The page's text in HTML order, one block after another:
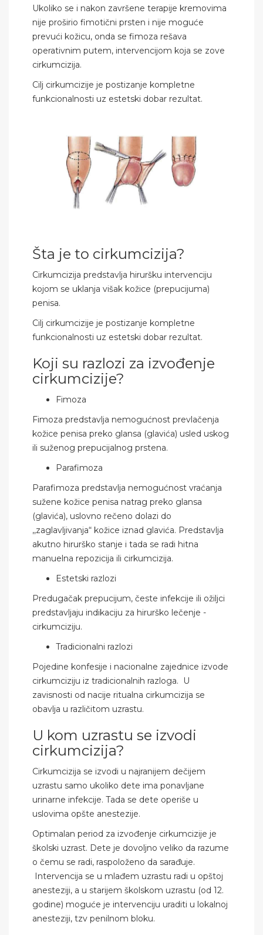
Ukoliko se i nakon završene terapije kremovima
nije proširio fimotični prsten i nije moguće
prevući kožicu, onda se fimoza rešava
operativnim putem, intervencijom koja se zove
cirkumcizija.
Cilj cirkumcizije je postizanje kompletne
funkcionalnosti uz estetski dobar rezultat.
Šta je to cirkumcizija?
Cirkumcizija predstavlja hiruršku intervenciju
kojom se uklanja višak kožice (prepucijuma)
penisa.
Cilj cirkumcizije je postizanje kompletne
funkcionalnosti uz estetski dobar rezultat.
Koji su razlozi za izvođenje
cirkumcizije?
Fimoza
Fimoza predstavlja nemogućnost prevlačenja
kožice penisa preko glansa (glavića) usled uskog
ili suženog prepucijalnog prstena.
Parafimoza
Parafimoza predstavlja nemogućnost vraćanja
sužene kožice penisa natrag preko glansa
(glavića), uslovno rečeno dolazi do
,,zaglavljivanja“ kožice iznad glavića. Predstavlja
akutno hirurško stanje i tada se radi hitna
manuelna repozicija ili cirkumcizija.
Estetski razlozi
Predugačak prepucijum, česte infekcije ili ožiljci
predstavljaju indikaciju za hirurško lečenje -
cirkumciziju.
Tradicionalni razlozi
Pojedine konfesije i nacionalne zajednice izvode
cirkumciziju iz tradicionalnih razloga. U
zavisnosti od nacije ritualna cirkumcizija se
obavlja u različitom uzrastu.
U kom uzrastu se izvodi
cirkumcizija?
Cirkumcizija se izvodi u najranijem dečijem
uzrastu samo ukoliko dete ima ponavljane
urinarne infekcije. Tada se dete operiše u
uslovima opšte anestezije.
Optimalan period za izvođenje cirkumcizije je
školski uzrast. Dete je dovoljno veliko da razume
o čemu se radi, raspoloženo da sarađuje.
Intervencija se u mlađem uzrastu radi u opštoj
anesteziji, a u starijem školskom uzrastu (od 12.
godine) moguće je intervenciju uraditi u lokalnoj
anesteziji, tzv penilnom bloku.